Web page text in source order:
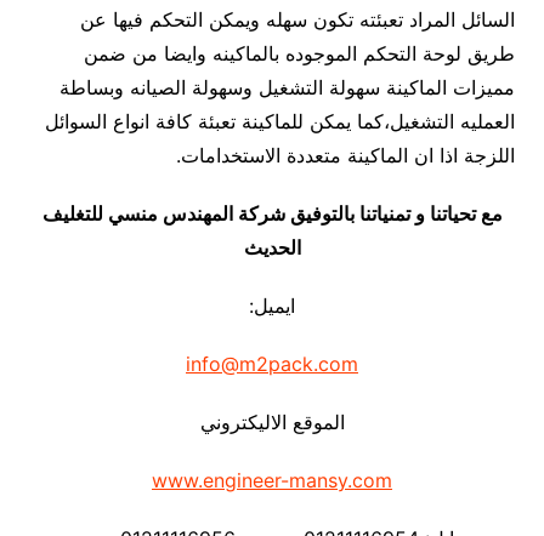
السائل المراد تعبئته تكون سهله ويمكن التحكم فيها عن
طريق لوحة التحكم الموجوده بالماكينه وايضا من ضمن
مميزات الماكينة سهولة التشغيل وسهولة الصيانه وبساطة
العمليه التشغيل،كما يمكن للماكينة تعبئة كافة انواع السوائل
اللزجة اذا ان الماكينة متعددة الاستخدامات.
مع تحياتنا و تمنياتنا بالتوفيق شركة المهندس منسي للتغليف
الحديث
ايميل:
info@m2pack.com
الموقع الاليكتروني
www.engineer-mansy.com